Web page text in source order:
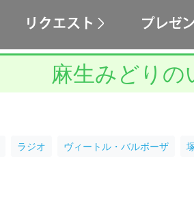
麻生みどりの
ラジオ ヴィートル・バルボーザ